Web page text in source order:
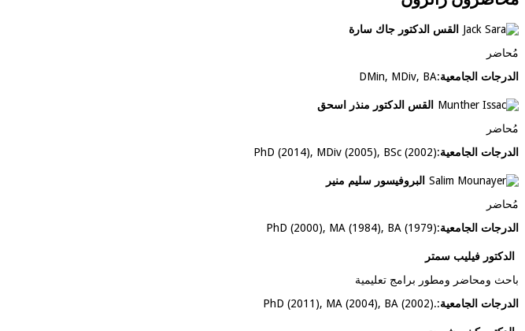
القس الدكتور جاك سارة
مُحاضر
الدرجات الجامعية:
DMin, MDiv, BA
القس الدكتور منذر اسحق
مُحاضر
الدرجات الجامعية:
PhD (2014), MDiv (2005), BSc (2002)
البروفيسور سليم منير
مُحاضر
الدرجات الجامعية:
PhD (2000), MA (1984), BA (1979)
الدكتور فيليب سمتر
باحث ومحاضر ومطور برامج تعليمية
الدرجات الجامعية:
PhD (2011), MA (2004), BA (2002).